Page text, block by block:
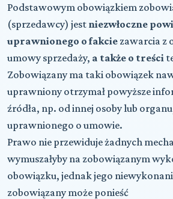
Podstawowym obowiązkiem
(sprzedawcy) jest niezwłoczne
uprawnionego o fakcie zawarcia z
umowy sprzedaży, a także o treści
Zobowiązany ma taki obowiązek
uprawniony otrzymał powyższe
źródła, np. od innej osoby lub
uprawnionego o umowie.
Prawo nie przewiduje żadnych
wymuszałyby na zobowiązanym
obowiązku, jednak jego
zobowiązany może ponieść